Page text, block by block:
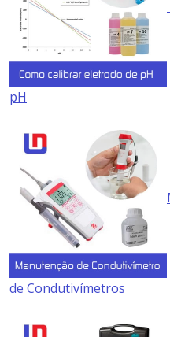
pH
de Condutivímetros